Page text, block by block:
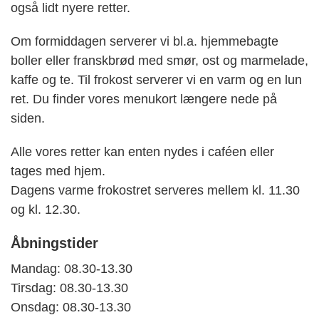
også lidt nyere retter.
Om formiddagen serverer vi bl.a. hjemmebagte
boller eller franskbrød med smør, ost og marmelade,
kaffe og te. Til frokost serverer vi en varm og en lun
ret. Du finder vores menukort længere nede på
siden.
Alle vores retter kan enten nydes i caféen eller
tages med hjem.
Dagens varme frokostret serveres mellem kl. 11.30
og kl. 12.30.
Åbningstider
Mandag: 08.30-13.30
Tirsdag: 08.30-13.30
Onsdag: 08.30-13.30